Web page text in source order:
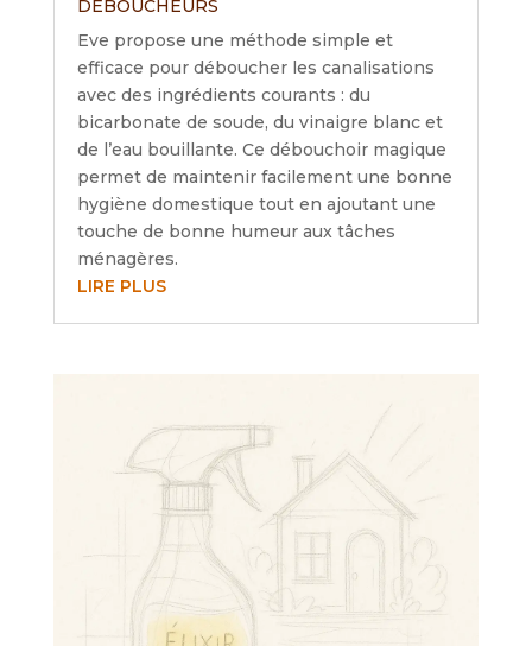
DÉBOUCHEURS
Eve propose une méthode simple et
efficace pour déboucher les canalisations
avec des ingrédients courants : du
bicarbonate de soude, du vinaigre blanc et
de l’eau bouillante. Ce débouchoir magique
permet de maintenir facilement une bonne
hygiène domestique tout en ajoutant une
touche de bonne humeur aux tâches
ménagères.
LIRE PLUS